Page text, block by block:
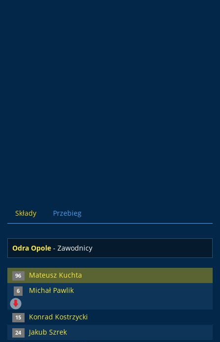
Składy Przebieg
Odra Opole - Zawodnicy
96 Mateusz Kuchta
6 Michał Pawlik
15 Konrad Kostrzycki
24 Jakub Szrek